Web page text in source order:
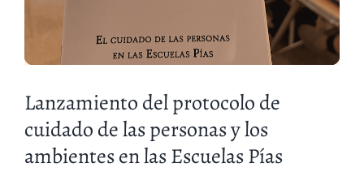
Lanzamiento del protocolo de
cuidado de las personas y los
ambientes en las Escuelas Pías